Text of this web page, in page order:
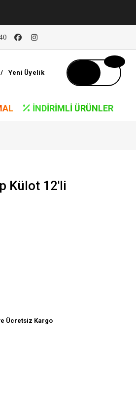
/ Yeni Üyelik
İNDIRIMLI ÜRÜNLER
Külot 12'li
Ücretsiz Kargo